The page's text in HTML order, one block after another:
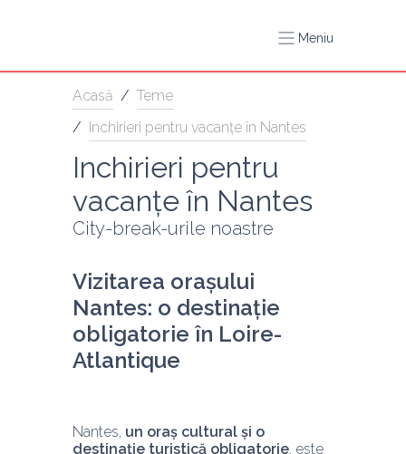
Meniu
Acasă / Teme
/ Inchirieri pentru vacanțe în Nantes
Inchirieri pentru
vacanțe în Nantes
City-break-urile noastre
Vizitarea orașului
Nantes: o destinație
obligatorie în Loire-
Atlantique
Nantes, un oraș cultural și o
destinație turistică obligatorie, este